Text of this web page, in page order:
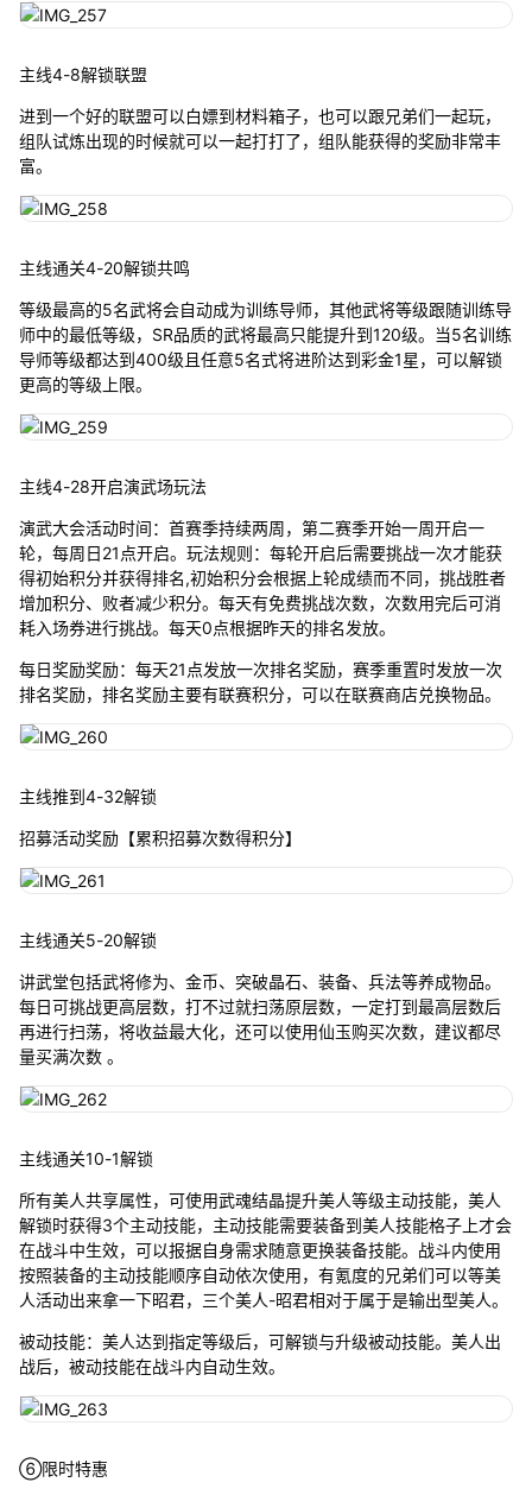
主线4-8解锁联盟
进到一个好的联盟可以白嫖到材料箱子，也可以跟兄弟们一起玩，
组队试炼出现的时候就可以一起打打了，组队能获得的奖励非常丰
富。
主线通关4-20解锁共鸣
等级最高的5名武将会自动成为训练导师，其他武将等级跟随训练导
师中的最低等级，SR品质的武将最高只能提升到120级。当5名训练
导师等级都达到400级且任意5名式将进阶达到彩金1星，可以解锁
更高的等级上限。
主线4-28开启演武场玩法
演武大会活动时间：首赛季持续两周，第二赛季开始一周开启一
轮，每周日21点开启。玩法规则：每轮开启后需要挑战一次才能获
得初始积分并获得排名,初始积分会根据上轮成绩而不同，挑战胜者
增加积分、败者减少积分。每天有免费挑战次数，次数用完后可消
耗入场券进行挑战。每天0点根据昨天的排名发放。
每日奖励奖励：每天21点发放一次排名奖励，赛季重置时发放一次
排名奖励，排名奖励主要有联赛积分，可以在联赛商店兑换物品。
主线推到4-32解锁
招募活动奖励【累积招募次数得积分】
主线通关5-20解锁
讲武堂包括武将修为、金币、突破晶石、装备、兵法等养成物品。
每日可挑战更高层数，打不过就扫荡原层数，一定打到最高层数后
再进行扫荡，将收益最大化，还可以使用仙玉购买次数，建议都尽
量买满次数 。
主线通关10-1解锁
所有美人共享属性，可使用武魂结晶提升美人等级主动技能，美人
解锁时获得3个主动技能，主动技能需要装备到美人技能格子上才会
在战斗中生效，可以报据自身需求随意更换装备技能。战斗内使用
按照装备的主动技能顺序自动依次使用，有氪度的兄弟们可以等美
人活动出来拿一下昭君，三个美人-昭君相对于属于是输出型美人。
被动技能：美人达到指定等级后，可解锁与升级被动技能。美人出
战后，被动技能在战斗内自动生效。
⑥限时特惠